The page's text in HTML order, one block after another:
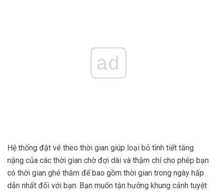
ad
Hệ thống đặt vé theo thời gian giúp loại bỏ tình tiết tăng
nặng của các thời gian chờ đợi dài và thậm chí cho phép bạn
có thời gian ghé thăm để bao gồm thời gian trong ngày hấp
dẫn nhất đối với bạn. Bạn muốn tận hưởng khung cảnh tuyệt